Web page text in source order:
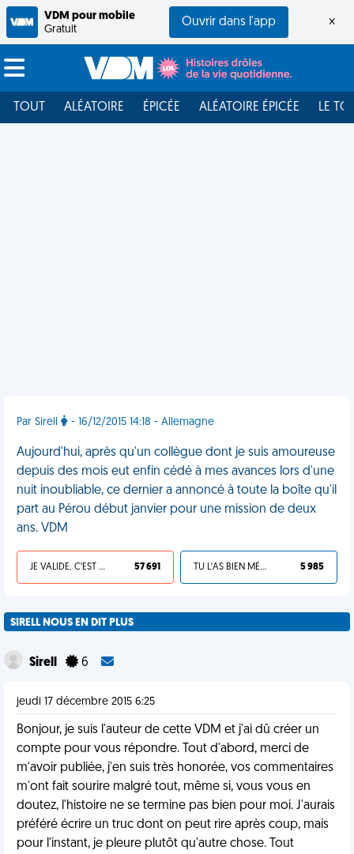
VDM pour mobile
Gratuit
Ouvrir dans l'app ×
TOUT ALÉATOIRE ÉPICÉE ALÉATOIRE ÉPICÉE LE
Par Sirell - 16/12/2015 14:18 - Allemagne
Aujourd'hui, après qu'un collègue dont je suis amoureuse
depuis des mois eut enfin cédé à mes avances lors d'une
nuit inoubliable, ce dernier a annoncé à toute la boîte qu'il
part au Pérou début janvier pour une mission de deux
ans. VDM
JE VALIDE, C'EST UNE VDM 57 691 TU L'AS BIEN MÉRITÉ 5 985
SIRELL NOUS EN DIT PLUS
Sirell 6
jeudi 17 décembre 2015 6:25
Bonjour, je suis l'auteur de cette VDM et j'ai dû créer un
compte pour vous répondre. Tout d'abord, merci de
m'avoir publiée, j'en suis très honorée, vos commentaires
m'ont fait sourire malgré tout, même si, vous vous en
doutez, l'histoire ne se termine pas bien pour moi. J'aurais
préféré écrire un truc dont on peut rire après coup, mais
pour l'instant, je pleure plutôt qu'autre chose. Tout